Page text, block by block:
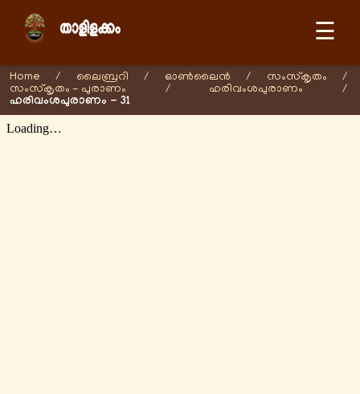
☰
Home / ലൈബ്രറി / ഓണ്‍ലൈന്‍ / സംസ്കൃതം
/
സംസ്കൃതം - പുരാണം
/ ഹരിവംശപുരാണം /
ഹരിവംശപുരാണം - 31